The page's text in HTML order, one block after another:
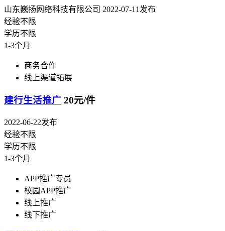
山东巍扬网络科技有限公司 2022-07-11发布
经验不限
学历不限
1-3个月
商务合作
线上渠道拓展
建行生活推广 20元/件
2022-06-22发布
经验不限
学历不限
1-3个月
APP推广专员
校园APP推广
线上推广
线下推广